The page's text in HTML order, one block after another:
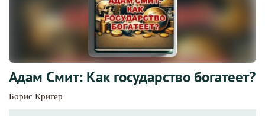
Адам Смит: Как государство богатеет?
Борис Кригер